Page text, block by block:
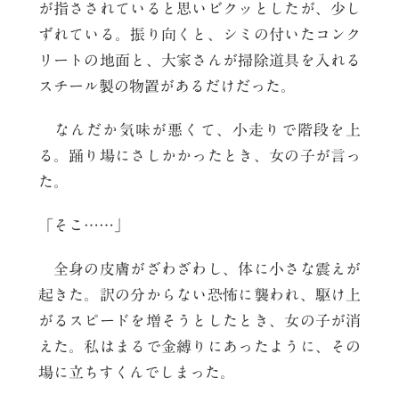
が指さされていると思いビクッとしたが、少し
ずれている。振り向くと、シミの付いたコンク
リートの地面と、大家さんが掃除道具を入れる
スチール製の物置があるだけだった。
なんだか気味が悪くて、小走りで階段を上
る。踊り場にさしかかったとき、女の子が言っ
た。
「そこ……」
全身の皮膚がざわざわし、体に小さな震えが
起きた。訳の分からない恐怖に襲われ、駆け上
がるスピードを増そうとしたとき、女の子が消
えた。私はまるで金縛りにあったように、その
場に立ちすくんでしまった。